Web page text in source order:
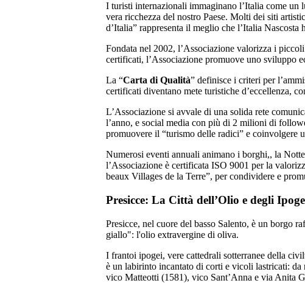
I turisti internazionali immaginano l’Italia come un
vera ricchezza del nostro Paese. Molti dei siti
d’Italia” rappresenta il meglio che l’Italia Nascosta
Fondata nel 2002, l’Associazione valorizza i
certificati, l’Associazione promuove uno sviluppo
La “Carta di Qualità” definisce i criteri per
certificati diventano mete turistiche d’eccellenza,
L’Associazione si avvale di una solida rete
l’anno, e social media con più di 2 milioni di
promuovere il “turismo delle radici” e coinvolgere
Numerosi eventi annuali animano i borghi,, la
l’Associazione è certificata ISO 9001 per la
beaux Villages de la Terre”, per condividere e
Presicce: La Città dell’Olio e degli
Presicce, nel cuore del basso Salento, è un borgo
giallo": l'olio extravergine di oliva.
I frantoi ipogei, vere cattedrali sotterranee della
è un labirinto incantato di corti e vicoli lastricati:
vico Matteotti (1581), vico Sant’Anna e via Anita